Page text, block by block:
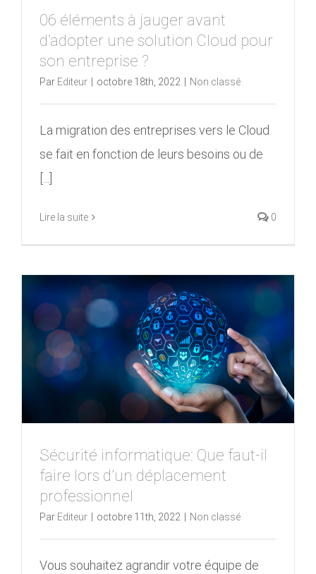
06 éléments à jauger avant
d’adopter une solution Cloud pour
son entreprise ?
Par Editeur octobre 18th, 2022 Non classé
La migration des entreprises vers le Cloud
se fait en fonction de leurs besoins ou de
[...]
Lire la suite 0
Sécurité informatique: Que faut-il
faire lors d’un déplacement
professionnel
Par Editeur octobre 11th, 2022 Non classé
Vous souhaitez agrandir votre équipe de